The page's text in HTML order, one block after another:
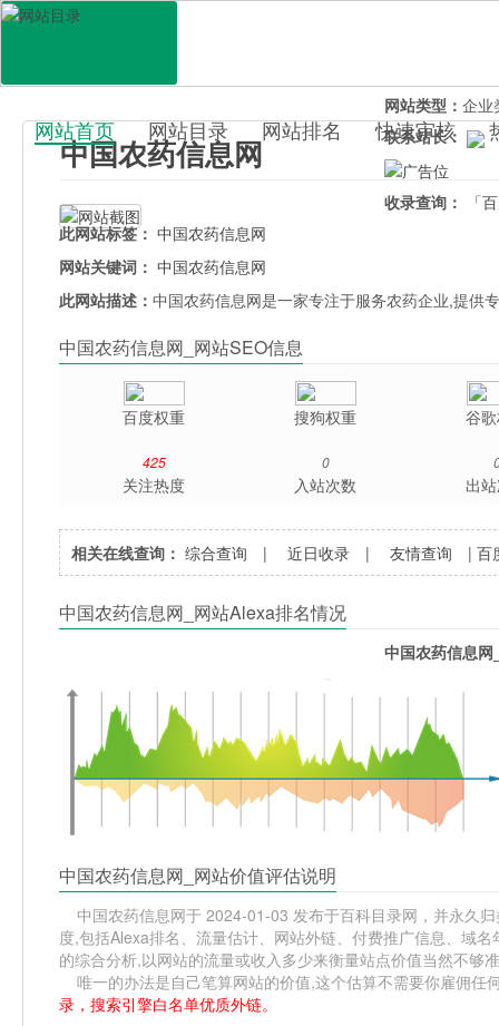
百科目录
网站首页 网站目录 网站排名 快速审核
中国农药信息网
网站类型： 企业
联系站长：
收录查询：
「
此网站标签： 中国农药信息网
网站关键词： 中国农药信息网
此网站描述：中国农药信息网是一家专注于服务农药企业,提供
中国农药信息网_网站SEO信息
百度权重 搜狗权重 谷
425
关注热度
0
入站次数 出
相关在线查询： 综合查询 |近日收录 |友情查询 |百
中国农药信息网_网站Alexa排名情况
中国农药信息
中国农药信息网_网站价值评估说明
中国农药信息网于 2024-01-03 发布于百科目录网，并永久
度,包括Alexa排名、流量估计、网站外链、付费推广信息、域
的综合分析,以网站的流量或收入多少来衡量站点价值当然不够
唯一的办法是自己笔算网站的价值,这个估算不需要你雇佣任
录，搜索引擎白名单优质外链。